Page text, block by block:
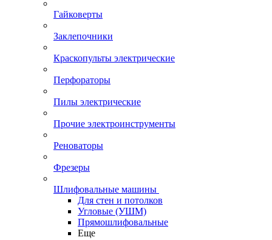
Гайковерты
Заклепочники
Краскопульты электрические
Перфораторы
Пилы электрические
Прочие электроинструменты
Реноваторы
Фрезеры
Шлифовальные машины
Для стен и потолков
Угловые (УШМ)
Прямошлифовальные
Еще